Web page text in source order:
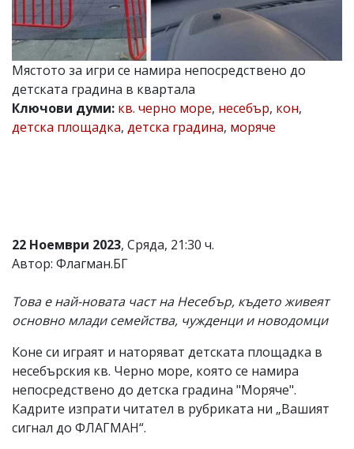
Главен
редактор:
Иван
Колев,
email:
office@flagman.bg
Коментарите
статиите
носи
отговорност
Ако
откриете
за
коментар,
моля
сигнализирайте
Мястото за игри се намира непосредствено до
детската градина в квартала
Ключови думи: кв. черно море, несебър, кон,
детска площадка, детска градина, моряче
22 Ноември 2023, Сряда, 21:30 ч.
Автор: Флагман.БГ
Това е най-новата част на Несебър, където живеят
основно млади семейства, чужденци и новодомци
Коне си играят и наторяват детската площадка в
несебърския кв. Черно море, която се намира
непосредствено до детска градина "Моряче".
Кадрите изпрати читател в рубриката ни „Вашият
сигнал до ФЛАГМАН“.